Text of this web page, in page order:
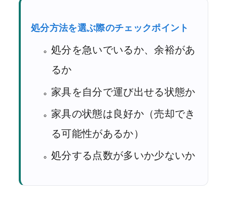
処分方法を選ぶ際のチェックポイント
処分を急いでいるか、余裕があ
るか
家具を自分で運び出せる状態か
家具の状態は良好か（売却でき
る可能性があるか）
処分する点数が多いか少ないか